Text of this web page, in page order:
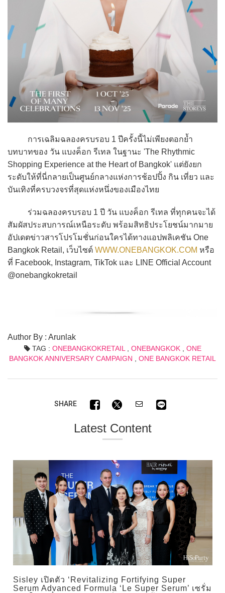
การเฉลิมฉลองครบรอบ 1 ปีครั้งนี้ไม่เพียงตอกย้ำ
บทบาทของ วัน แบงค็อก รีเทล ในฐานะ 'The Rhythmic
Shopping Experience at the Heart of Bangkok' แต่ยังยก
ระดับให้ที่นี่กลายเป็นศูนย์กลางแห่งการช้อปปิ้ง กิน เที่ยว และ
บันเทิงที่ครบวงจรที่สุดแห่งหนึ่งของเมืองไทย
ร่วมฉลองครบรอบ 1 ปี วัน แบงค็อก รีเทล ที่ทุกคนจะได้
สัมผัสประสบการณ์เหนือระดับ พร้อมสิทธิประโยชน์มากมาย
อัปเดตข่าวสารโปรโมชั่นก่อนใครได้ทางแอปพลิเคชัน One
Bangkok Retail, เว็บไซต์ WWW.ONEBANGKOK.COM หรือ
ที่ Facebook, Instagram, TikTok และ LINE Official Account
@onebangkokretail
Author By : Arunlak
TAG : ONEBANGKOKRETAIL, ONEBANGKOK, ONE
BANGKOK ANNIVERSARY CAMPAIGN , ONE BANGKOK RETAIL
SHARE
Latest Content
Sisley เปิดตัว ‘Revitalizing Fortifying Super
Serum Advanced Formula ‘Le Super Serum’ เซรั่ม